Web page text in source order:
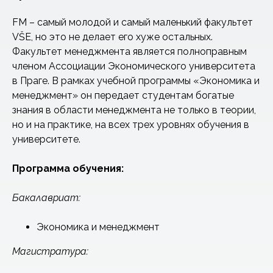
FM – самый молодой и самый маленький факультет
VŠE, но это не делает его хуже остальных.
Факультет менеджмента является полноправным
членом Ассоциации Экономического университета
в Праге. В рамках учебной программы «Экономика и
менеджмент» он передает студентам богатые
знания в области менеджмента не только в теории,
но и на практике, на всех трех уровнях обучения в
университете.
Программа обучения:
Бакалавриат:
Экономика и менеджмент
Магистратура: